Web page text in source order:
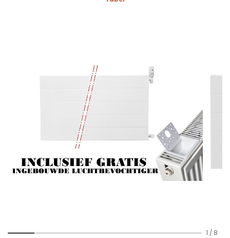
1 / 8